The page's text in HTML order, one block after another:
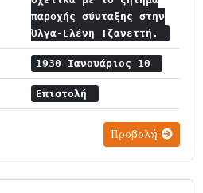
παροχής σύνταξης στην
Όλγα-Ελένη Τζανεττή.
1930 Ιανουάριος 10
Επιστολή
Προβολή